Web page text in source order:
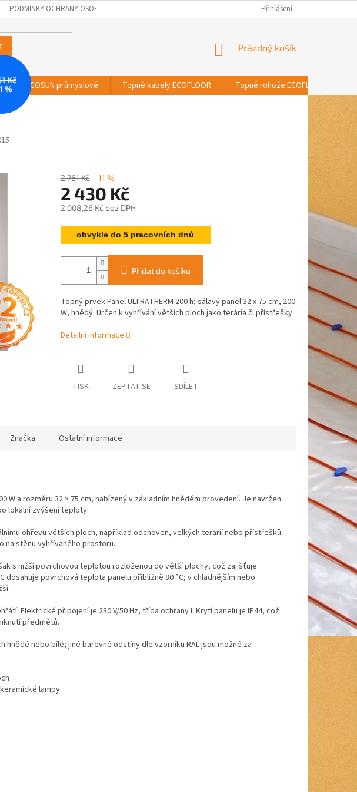
PODMÍNKY OCHRANY OSOBNÍCH ÚDAJŮ Přihlášení
NÁKUPNÍ
Prázdný košík
panely ECOSUN průmyslové Topné kabely ECOFLOOR Topné rohože ECOFLOOR
Kč
%
2 761 Kč –11 %
2 430 Kč
2 008,26 Kč bez DPH
Měrná
cena:obvykle do 5 pracovních dnů
Přidat do košíku
Topný prvek Panel ULTRATHERM 200 h; sálavý panel 32 x 75 cm, 200
W, hnědý. Určen k vyhřívání větších ploch jako terária či přístřešky.
Detailní informace
TISK ZEPTAT SE SDÍLET
Značka Ostatní informace
W a rozměru 32 × 75 cm, nabízený v základním hnědém provedení. Je navržen
lokální zvýšení teploty.
ohřevu větších ploch, například odchoven, velkých terárií nebo přístřešků
na stěnu vyhřívaného prostoru.
s nižší povrchovou teplotou rozloženou do větší plochy, což zajišťuje
povrchová teplota panelu přibližně 80 °C; v chladnějším nebo
Elektrické připojení je 230 V/50 Hz, třída ochrany I. Krytí panelu je IP44, což
předmětů.
hnědé nebo bílé; jiné barevné odstíny dle vzorníku RAL jsou možné za
lampy